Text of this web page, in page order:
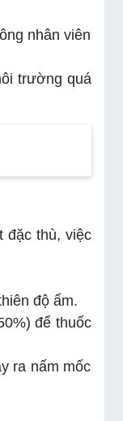
nhân viên
trường quá
đặc thù, việc
độ ẩm.
để thuốc
ra nấm mốc